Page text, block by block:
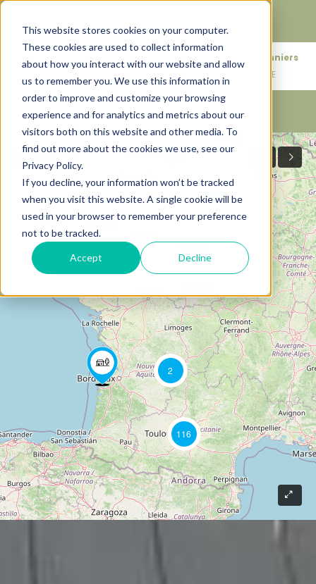
This website stores cookies on your computer.
These cookies are used to collect information
about how you interact with our website and allow
us to remember you. We use this information in
order to improve and customize your browsing
experience and for analytics and metrics about our
visitors both on this website and other media. To
find out more about the cookies we use, see our
Privacy Policy.
If you decline, your information won’t be tracked
when you visit this website. A single cookie will be
used in your browser to remember your preference
not to be tracked.
Accept Decline
patrimoine.
76 rue des Amidonniers
31000 TOULOUSE
2
2
116